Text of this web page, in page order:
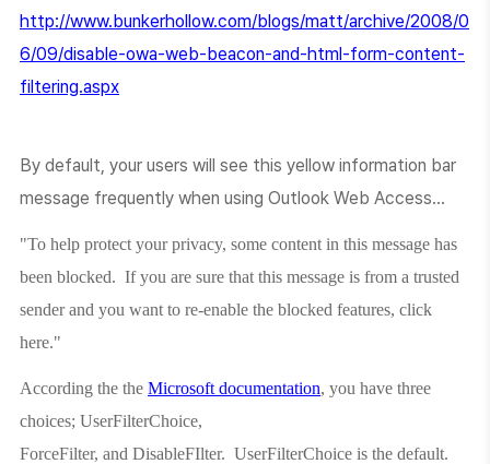
http://www.bunkerhollow.com/blogs/matt/archive/2008/0
6/09/disable-owa-web-beacon-and-html-form-content-
filtering.aspx
By default, your users will see this yellow information bar
message frequently when using Outlook Web Access...
"To help protect your privacy, some content in this message has
been blocked. If you are sure that this message is from a trusted
sender and you want to re-enable the blocked features, click
here."
According the the Microsoft documentation, you have three
choices; UserFilterChoice,
ForceFilter, and DisableFIlter. UserFilterChoice is the default.